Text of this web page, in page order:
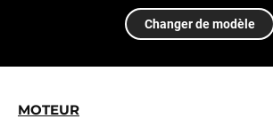
MAINTENANCE
Changer de modèle
MOTEUR